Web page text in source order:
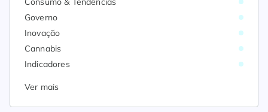
Governo
Inovação
Cannabis
Indicadores
Ver mais